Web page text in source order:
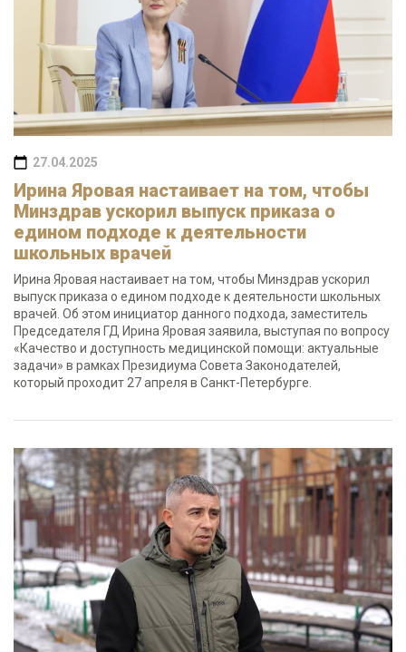
27.04.2025
Ирина Яровая настаивает на том, чтобы
Минздрав ускорил выпуск приказа о
едином подходе к деятельности
школьных врачей
Ирина Яровая настаивает на том, чтобы Минздрав ускорил
выпуск приказа о едином подходе к деятельности школьных
врачей. Об этом инициатор данного подхода, заместитель
Председателя ГД Ирина Яровая заявила, выступая по вопросу
«Качество и доступность медицинской помощи: актуальные
задачи» в рамках Президиума Совета Законодателей,
который проходит 27 апреля в Санкт-Петербурге.